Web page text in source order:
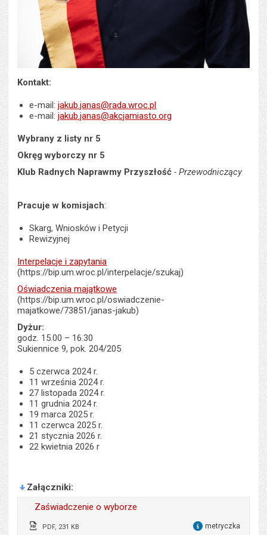
Kontakt:
e-mail:jakub.janas@rada.wroc.pl
e-mail:jakub.janas@akcjamiasto.org
Wybrany z listy nr 5
Okręg wyborczy nr 5
Klub Radnych Naprawmy Przyszłość - Przewodniczący
Pracuje w komisjach:
Skarg, Wniosków i Petycji
Rewizyjnej
Interpelacje i zapytania
(https://bip.um.wroc.pl/interpelacje/szukaj)
Oświadczenia majątkowe
(https://bip.um.wroc.pl/oswiadczenie-
majatkowe/73851/janas-jakub)
Dyżur:
godz. 15.00 – 16.30
Sukiennice 9, pok. 204/205
5 czerwca 2024 r.
11 września 2024 r.
27 listopada 2024 r.
11 grudnia 2024 r.
19 marca 2025 r.
11 czerwca 2025 r.
21 stycznia 2026 r.
22 kwietnia 2026 r
Załączniki
Zaświadczenie o wyborze
PDF, 231 KB metryczka